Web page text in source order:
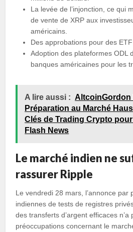
La levée de l’injonction, ce qui
de vente de XRP aux
américains.
Des approbations pour des
Adoption des plateformes ODL
banques américaines pour les
A lire aussi : AltcoinGordon
Préparation au Marché
Clés de Trading Crypto
Flash News
Le marché indien ne
rassurer Ripple
Le vendredi 28 mars, l’annonce par
indiennes de tests de registres
des transferts d’argent efficaces
préoccupations concernant le